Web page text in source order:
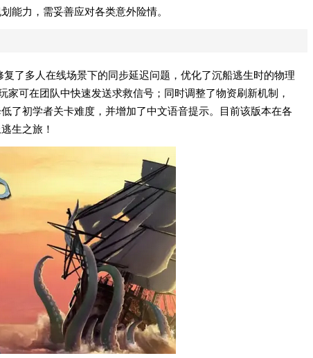
能力，需妥善应对各类意外险情。
了多人在线场景下的同步延迟问题，优化了沉船逃生时的物理
家可在团队中快速发送求救信号；同时调整了物资刷新机制，
了初学者关卡难度，并增加了中文语音提示。目前该版本在各
生之旅！